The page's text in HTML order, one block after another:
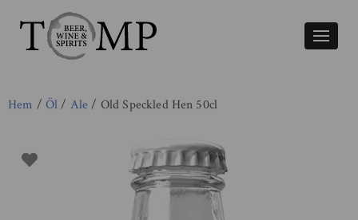
Växla
Hem / Öl/ Ale/ Old Speckled Hen 50cl